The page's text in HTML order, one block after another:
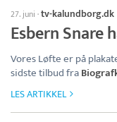
27. juni ·tv-kalundborg.dk
Esbern Snare
Vores Løfte er på
sidste tilbud fra
LES ARTIKKEL